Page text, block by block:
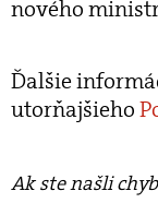
nového
Ďalšie
utorňajšieho
Ak ste našli